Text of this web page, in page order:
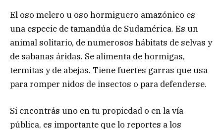
El oso melero u oso hormiguero amazónico es
una especie de tamandúa de Sudamérica. Es un
animal solitario, de numerosos hábitats de selvas y
de sabanas áridas. Se alimenta de hormigas,
termitas y de abejas. Tiene fuertes garras que usa
para romper nidos de insectos o para defenderse.
Si encontrás uno en tu propiedad o en la vía
pública, es importante que lo reportes a los